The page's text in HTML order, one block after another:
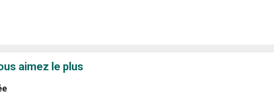
aimez le plus